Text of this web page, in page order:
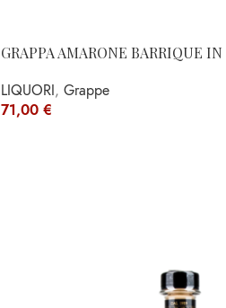
GRAPPA AMARONE BARRIQUE
LIQUORI, Grappe
71,00 €